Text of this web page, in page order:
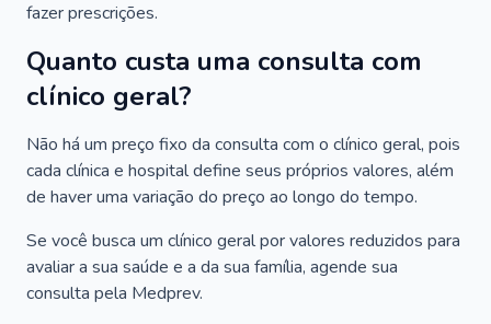
fazer prescrições.
Quanto custa uma consulta com
clínico geral?
Não há um preço fixo da consulta com o clínico geral, pois
cada clínica e hospital define seus próprios valores, além
de haver uma variação do preço ao longo do tempo.
Se você busca um clínico geral por valores reduzidos para
avaliar a sua saúde e a da sua família, agende sua
consulta pela Medprev.